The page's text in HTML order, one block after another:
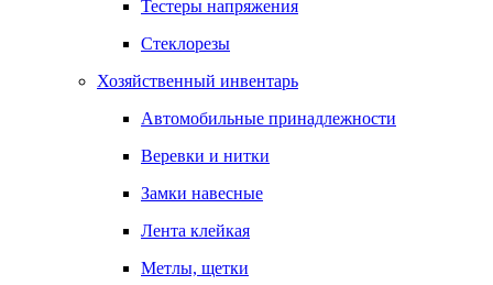
Тестеры напряжения
Стеклорезы
Хозяйственный инвентарь
Автомобильные принадлежности
Веревки и нитки
Замки навесные
Лента клейкая
Метлы, щетки